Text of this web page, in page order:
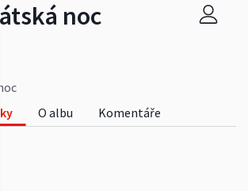
noc
O albu
Komentáře